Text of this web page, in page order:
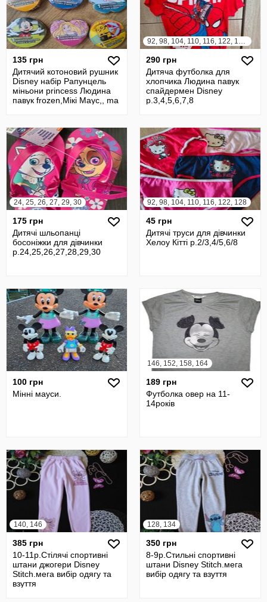
135 грн
Дитячий котоновий рушник
Disney набір Рапунцель
міньони princess Людина
павук frozen,Мікі Маус,, ma
92, 98, 104, 110, 116, 122, 128, 134
290 грн
Дитяча футболка для
хлопчика Людина павук
спайдермен Disney
р.3,4,5,6,7,8
24, 25, 26, 27, 29, 30
175 грн
Дитячі шльопанці
босоніжки для дівчинки
р.24,25,26,27,28,29,30
92, 98, 104, 110, 116, 122, 128
45 грн
Дитячі труси для дівчинки
Хелоу Кітті р.2/3,4/5,6/8
100 грн
Мінні мауси.
146, 152, 158, 164
189 грн
Футболка овер на 11-
14років
140, 146
385 грн
10-11р.Стілячі спортивні
штани джогери Disney
Stitch.мега вибір одягу та
взуття
128, 134
350 грн
8-9р.Стильні спортивні
штани Disney Stitch.мега
вибір одягу та взуття